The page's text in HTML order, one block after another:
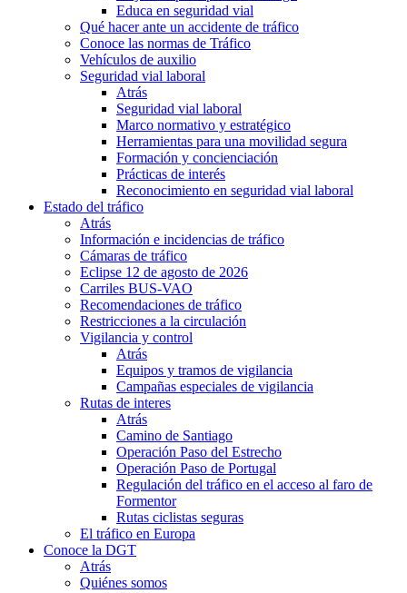
Educa en seguridad vial
Qué hacer ante un accidente de tráfico
Conoce las normas de Tráfico
Vehículos de auxilio
Seguridad vial laboral
Atrás
Seguridad vial laboral
Marco normativo y estratégico
Herramientas para una movilidad segura
Formación y concienciación
Prácticas de interés
Reconocimiento en seguridad vial laboral
Estado del tráfico
Atrás
Información e incidencias de tráfico
Cámaras de tráfico
Eclipse 12 de agosto de 2026
Carriles BUS-VAO
Recomendaciones de tráfico
Restricciones a la circulación
Vigilancia y control
Atrás
Equipos y tramos de vigilancia
Campañas especiales de vigilancia
Rutas de interes
Atrás
Camino de Santiago
Operación Paso del Estrecho
Operación Paso de Portugal
Regulación del tráfico en el acceso al faro de
Formentor
Rutas ciclistas seguras
El tráfico en Europa
Conoce la DGT
Atrás
Quiénes somos